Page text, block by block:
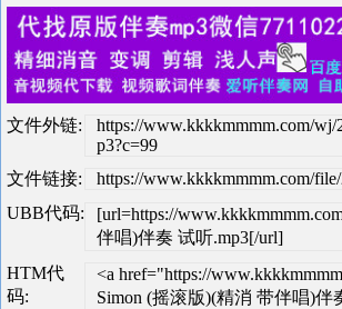
文件外链:
https://www.kkkkmmmm.com/wj/
p3?c=99
文件链接:
https://www.kkkkmmmm.com/
UBB代码:
[url=https://
伴唱)伴奏 试听.mp3[/url]
HTM代
码:
<a href="https://
Simon (摇滚版)(精消 带伴唱)伴